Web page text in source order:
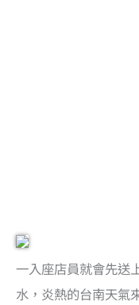
一入座店員就會先送
水，炎熱的台南天氣